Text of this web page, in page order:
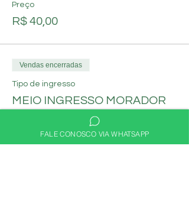
Preço
R$ 40,00
Vendas encerradas
Tipo de ingresso
MEIO INGRESSO MORADOR
Preço
FALE CONOSCO VIA WHATSAPP